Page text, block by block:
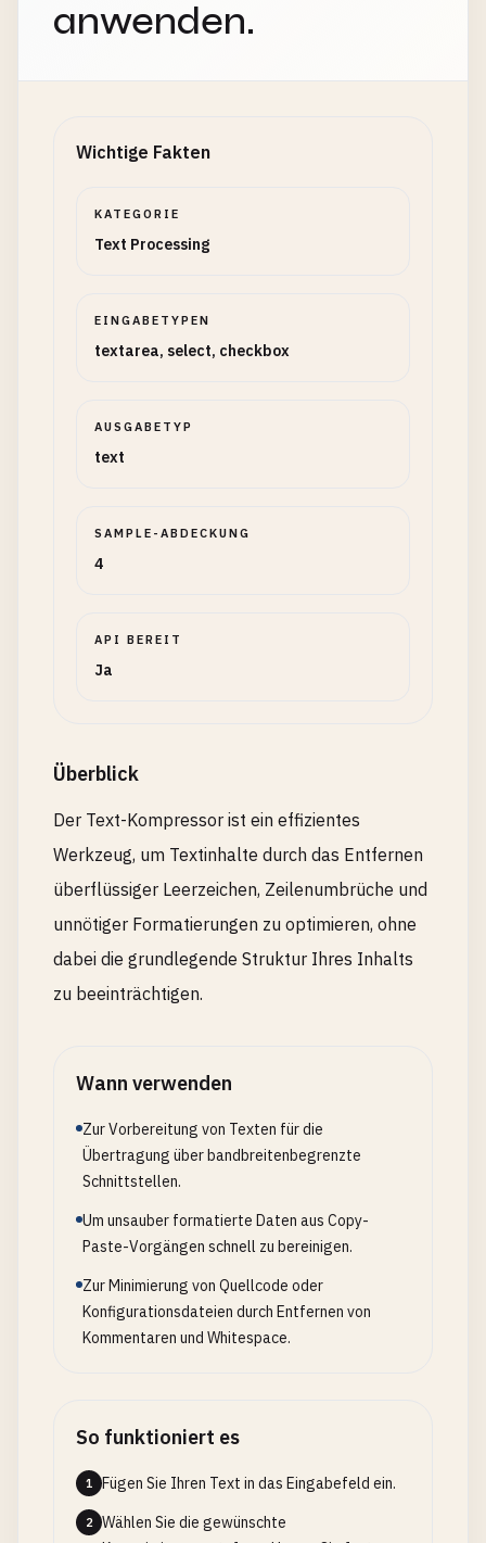
anwenden.
Wichtige Fakten
KATEGORIE
Text Processing
EINGABETYPEN
textarea, select, checkbox
AUSGABETYP
text
SAMPLE-ABDECKUNG
4
API BEREIT
Ja
Überblick
Der Text-Kompressor ist ein effizientes
Werkzeug, um Textinhalte durch das Entfernen
überflüssiger Leerzeichen, Zeilenumbrüche und
unnötiger Formatierungen zu optimieren, ohne
dabei die grundlegende Struktur Ihres Inhalts
zu beeinträchtigen.
Wann verwenden
Zur Vorbereitung von Texten für die
Übertragung über bandbreitenbegrenzte
Schnittstellen.
Um unsauber formatierte Daten aus Copy-
Paste-Vorgängen schnell zu bereinigen.
Zur Minimierung von Quellcode oder
Konfigurationsdateien durch Entfernen von
Kommentaren und Whitespace.
So funktioniert es
1 Fügen Sie Ihren Text in das Eingabefeld ein.
2
Wählen Sie die gewünschte